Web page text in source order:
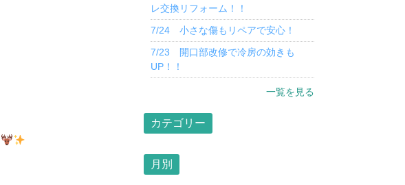
レ交換リフォーム！！
7/24 小さな傷もリペアで安心！
7/23 開口部改修で冷房の効きも
UP！！
一覧を見る
カテゴリー
月別